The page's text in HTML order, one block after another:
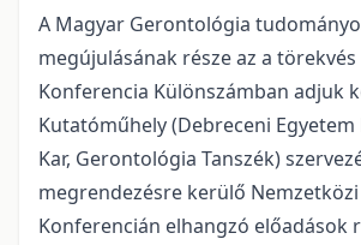
A Magyar Gerontológia
megújulásának része az a
Konferencia Különszámban adjuk
Kutatóműhely (Debreceni Egyetem
Kar, Gerontológia Tanszék)
megrendezésre kerülő
Konferencián elhangzó előadások